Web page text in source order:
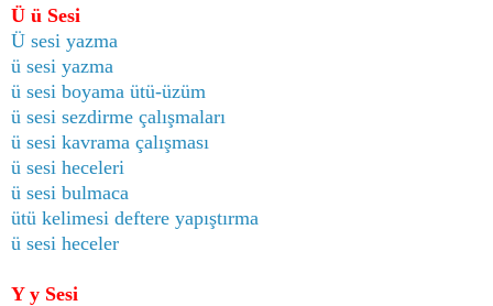
Ü ü Sesi
Ü sesi yazma
ü sesi yazma
ü sesi boyama ütü-üzüm
ü sesi sezdirme çalışmaları
ü sesi kavrama çalışması
ü sesi heceleri
ü sesi bulmaca
ütü kelimesi deftere yapıştırma
ü sesi heceler
Y y Sesi